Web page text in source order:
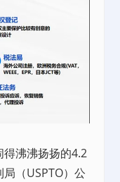
沸沸扬扬的4.2
（USPTO）公